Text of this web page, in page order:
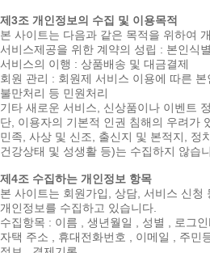
제3조 개인정보의 수집 및 이용목적
본 사이트는 다음과 같은 목적을 위하여
서비스제공을 위한 계약의 성립 : 본인식
서비스의 이행 : 상품배송 및 대금결제
회원 관리 : 회원제 서비스 이용에 따른 본
불만처리 등 민원처리
기타 새로운 서비스, 신상품이나 이벤트
단, 이용자의 기본적 인권 침해의 우려가
민족, 사상 및 신조, 출신지 및 본적지, 정
건강상태 및 성생활 등)는 수집하지 않습
제4조 수집하는 개인정보 항목
본 사이트는 회원가입, 상담, 서비스 신청
개인정보를 수집하고 있습니다.
수집항목 : 이름 , 생년월일 , 성별 , 로그
자택 주소 , 휴대전화번호 , 이메일 , 주민